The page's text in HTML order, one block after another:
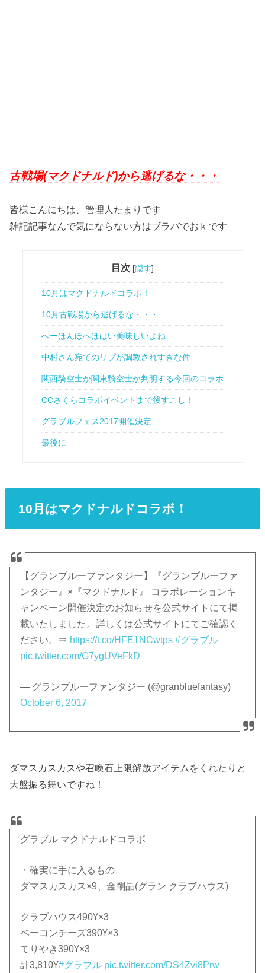
古戦場(マクドナルド)から逃げるな・・・
皆様こんにちは、管理人たまりです
雑記記事なんで気にならない方はブラバでおｋです
目次 [隠す]
10月はマクドナルドコラボ！
10月古戦場から逃げるな・・・
へーほんほへほはい美味しいよね
中村さん宛てのリプが調教されすぎな件
関西騎空士か関東騎空士か判明する今回のコラボ
CCさくらコラボイベントまで後すこし！
グラブルフェス2017開催決定
最後に
10月はマクドナルドコラボ！
【グランブルーファンタジー】『グランブルーファ
ンタジー』×『マクドナルド』 コラボレーションキ
ャンペーン開催決定のお知らせを公式サイトにて掲
載いたしました。詳しくは公式サイトにてご確認く
ださい。⇒ https://t.co/HFE1NCwtps #グラブル
pic.twitter.com/G7ygUVeFkD
— グランブルーファンタジー (@granbluefantasy)
October 6, 2017
ダマスカスカスや召喚石上限解放アイテムをくれたりと
大盤振る舞いですね！
グラブル マクドナルドコラボ
・確実に手に入るもの
ダマスカスカス×9、金剛晶(グラン クラブハウス)
クラブハウス490¥×3
ベーコンチーズ390¥×3
てりやき390¥×3
計3,810¥#グラブル pic.twitter.com/DS4Zvi8Prw